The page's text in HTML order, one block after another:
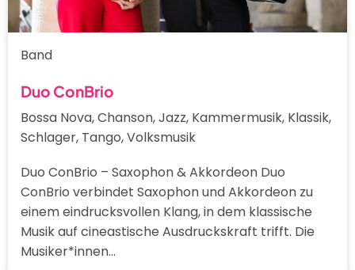
Band
Duo ConBrio
Bossa Nova, Chanson, Jazz, Kammermusik, Klassik,
Schlager, Tango, Volksmusik
Duo ConBrio – Saxophon & Akkordeon Duo
ConBrio verbindet Saxophon und Akkordeon zu
einem eindrucksvollen Klang, in dem klassische
Musik auf cineastische Ausdruckskraft trifft. Die
Musiker*innen…